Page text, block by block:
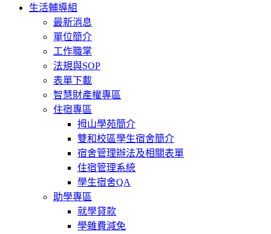
生活輔導組
最新消息
單位簡介
工作職掌
法規與SOP
表單下載
智慧財產權專區
住宿專區
拇山學苑簡介
雙和校區學生宿舍簡介
宿舍管理辦法及相關表單
住宿管理系統
學生宿舍QA
助學專區
就學貸款
學雜費減免